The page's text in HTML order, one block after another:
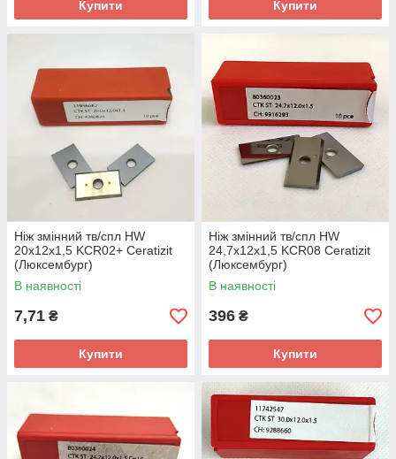
Купити Купити
Ніж змінний тв/спл HW
20х12х1,5 KCR02+ Ceratizit
(Люксембург)
В наявності
7,71 ₴
Купити
Ніж змінний тв/спл HW
24,7х12х1,5 KCR08 Ceratizit
(Люксембург)
В наявності
396 ₴
Купити